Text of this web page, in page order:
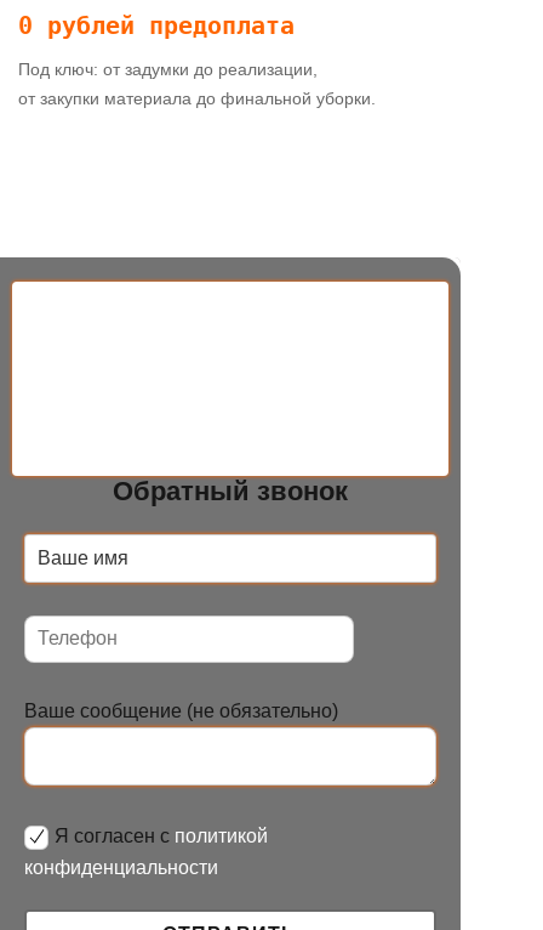
0 рублей предоплата
Под ключ: от задумки до реализации,
от закупки материала до финальной уборки.
Обратный звонок
Ваше сообщение (не обязательно)
Я согласен с политикой
конфиденциальности